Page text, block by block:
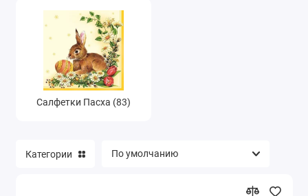
Салфетки Пасха (83)
Категории